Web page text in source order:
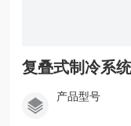
复叠式制冷系
产品型号